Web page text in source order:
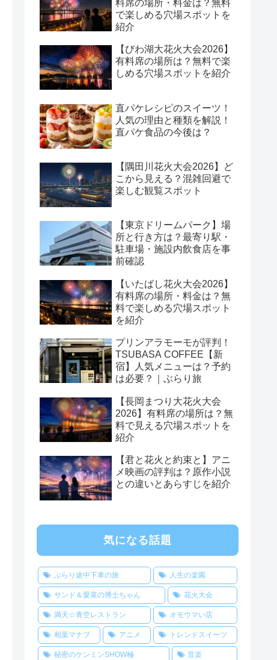
料席の場所・料金は？無料
で楽しめる穴場スポットを
紹介
【びわ湖大花火大会2026】
有料席の場所は？無料で楽
しめる穴場スポットを紹介
直パケレシピのスイーツ！
人気の理由と種類を解説！
直パケ食品の今後は？
【隅田川花火大会2026】ど
こから見える？混雑回避で
楽しむ観覧スポット
【東京ドリームパーク】場
所と行き方は？最寄り駅・
駐車場・施設内飲食店を事
前確認
【いたばし花火大会2026】
有料席の場所・料金は？無
料で楽しめる穴場スポット
を紹介
プリンアラモーモが評判！
TSUBASA COFFEE【新
宿】人気メニューは？予約
は必要？｜ぶらり旅
【長岡まつり大花火大会
2026】有料席の場所は？無
料で見える穴場スポットを
紹介
【君と花火と約束と】アニ
メ映画の評判は？原作小説
との違いとあらすじを紹介
気になる話題
ぶらり途中下車の旅 人生の楽園
サンド＆愛菜の博士ちゃん 花火大会
満天☆青空レストラン オモウマい店
相葉マナブ アニメ トレンドスイーツ
秘密のケンミンSHOW極 音楽